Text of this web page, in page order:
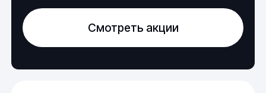
Смотреть акции